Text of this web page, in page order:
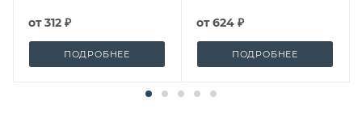
от312 ₽
ПОДРОБНЕЕ
от624 ₽
ПОДРОБНЕЕ